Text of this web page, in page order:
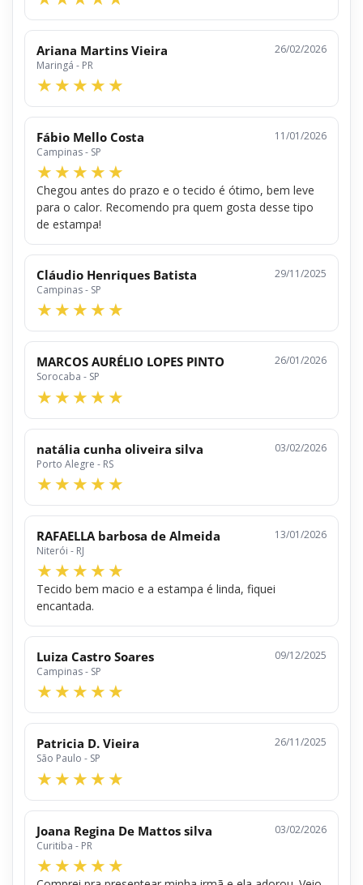
Ariana Martins Vieira
Maringá - PR
26/02/2026
Fábio Mello Costa
Campinas - SP
11/01/2026
Chegou antes do prazo e o tecido é ótimo, bem leve
para o calor. Recomendo pra quem gosta desse tipo
de estampa!
Cláudio Henriques Batista
Campinas - SP
29/11/2025
MARCOS AURÉLIO LOPES PINTO
Sorocaba - SP
26/01/2026
natália cunha oliveira silva
Porto Alegre - RS
03/02/2026
RAFAELLA barbosa de Almeida
Niterói - RJ
13/01/2026
Tecido bem macio e a estampa é linda, fiquei
encantada.
Luiza Castro Soares
Campinas - SP
09/12/2025
Patricia D. Vieira
São Paulo - SP
26/11/2025
Joana Regina De Mattos silva
Curitiba - PR
03/02/2026